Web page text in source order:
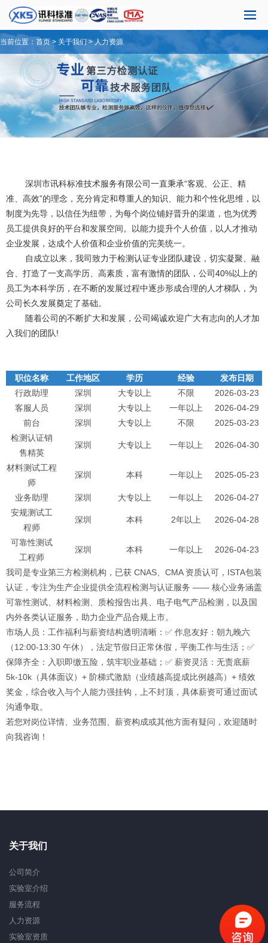
当前位置： 首页 > 关于我们 > 人力资源
深圳市讯科标准技术服务有限公司一直秉承“客观、公正、精
准、高效”的理念，充分肯定和尊重人的知识、能力和个性化思维，以
制度为先导，以信任为纽带，为每个岗位铺好晋升的渠道，也为优秀
员工提供良好的平台和发展空间。以能力提升个人价值，以人才推动
企业发展，达成个人价值和企业价值的完美统一。
自成立以来，我司致力于检测认证专业团队建设，切实凝聚、融
合、打造了一支高学历、高素质，富有激情的团队，公司40%以上的
员工为本科学历，在不断的发展过程中逐步形成合理的人才梯队，为
公司长久发展奠定了基础。
随着公司的不断扩大和发展，公司竭诚欢迎广大有志向的人才加
入我们的团队!
职位名称 工作地区 学历 经验
发布日期
行政助理
深圳 大专以上 不限
2026-03-23
客服人员
深圳 大专以上 一年以上
2026-04-29
前台
深圳 大专以上 不限
2025-03-23
检测认证销
售精英
深圳 大专以上 一年以上 2026-04-30
材料测试工程
师
深圳 本科 一年以上 2025-05-23
业务助理 深圳 大专以上 一年以上
2026-04-27
安规测试工
程师
深圳 本科 2年以上 2026-04-28
可靠性测试
工程师
深圳 本科 一年以上 2026-04-23
我司是专业第三方检测机构，已获 CNAS、CMA 资质认可，ISTA包装
认证，专注为生产企业提供全流程检测与认证服务 —— 核心业务涵盖
可靠性测试 、材料检测、 质检报告出具、电子电气产品检测，以及国
内外各类认证服务，助力企业产品合规上市。
市场人员：工作福利与薪资结构透明清晰：✅ 作息友好：朝九晚六
（12:00-13:30 午休），法定节假日正常休假，平衡工作与生活；✅
保障齐全：入职即缴五险，筑牢职业基础；✅ 薪资灵活：无责底薪
5k-10k（具体面议）+ 阶梯式激励（业绩越高提成比例越高）+ 绩效
奖金，综合收入与个人能力强挂钩，上不封顶，具体薪资可通过面试
沟通争取。
若您对岗位详情、业务范围、薪资构成或其他方面有疑问，欢迎随时
向我咨询！
关于我们
公司简介
实验室介绍
服务流程
人力资源
实验室资质